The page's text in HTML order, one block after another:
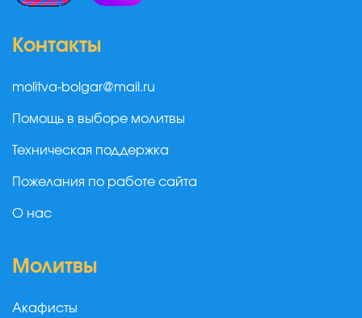
Контакты
molitva-bolgar@mail.ru
Помощь в выборе молитвы
Техническая поддержка
Пожелания по работе сайта
О нас
Молитвы
Акафисты